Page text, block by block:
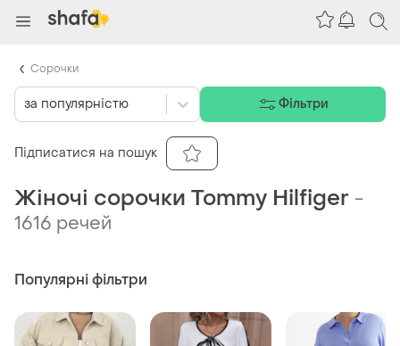
Жіночі сорочки Tommy Hilfiger -
1616 речей
Популярні фільтри
за популярністю Фільтри
Підписатися на пошук
Сорочки